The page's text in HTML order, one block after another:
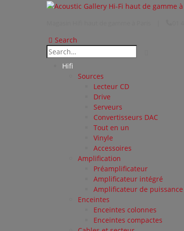
Search
Hifi
Sources
Lecteur CD
Drive
Serveurs
Convertisseurs DAC
Tout en un
Vinyle
Accessoires
Amplification
Préamplificateur
Amplificateur intégré
Amplificateur de puissance
Enceintes
Enceintes colonnes
Enceintes compactes